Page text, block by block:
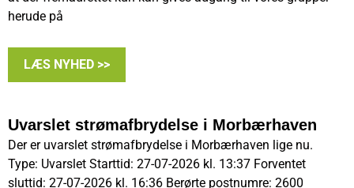
herude på
LÆS NYHED >>
Uvarslet strømafbrydelse i Morbærhaven
Der er uvarslet strømafbrydelse i Morbærhaven lige nu.
Type: Uvarslet Starttid: 27-07-2026 kl. 13:37 Forventet
sluttid: 27-07-2026 kl. 16:36 Berørte postnumre: 2600